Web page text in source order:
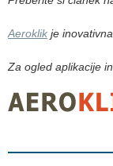
Aeroklik je
Za ogled aplikacije